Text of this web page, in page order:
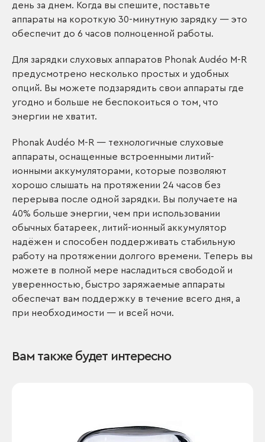
день за днем. Когда вы спешите, поставьте
аппараты на короткую 30-минутную зарядку — это
обеспечит до 6 часов полноценной работы.
Для зарядки слуховых аппаратов Phonak Audéo M-R
предусмотрено несколько простых и удобных
опций. Вы можете подзарядить свои аппараты где
угодно и больше не беспокоиться о том, что
энергии не хватит.
Phonak Audéo M-R — технологичные слуховые
аппараты, оснащенные встроенными литий-
ионными аккумуляторами, которые позволяют
хорошо слышать на протяжении 24 часов без
перерыва после одной зарядки. Вы получаете на
40% больше энергии, чем при использовании
обычных батареек, литий-ионный аккумулятор
надёжен и способен поддерживать стабильную
работу на протяжении долгого времени. Теперь вы
можете в полной мере насладиться свободой и
уверенностью, быстро заряжаемые аппараты
обеспечат вам поддержку в течение всего дня, а
при необходимости — и всей ночи.
Вам также будет интересно